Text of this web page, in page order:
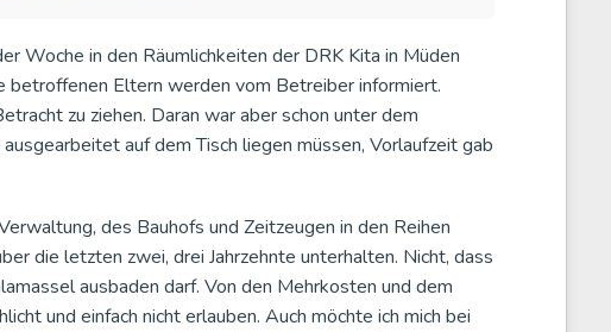
Woche in den Räumlichkeiten der DRK Kita in Müden
Eltern werden vom Betreiber informiert.
zu ziehen. Daran war aber schon unter dem
auf dem Tisch liegen müssen, Vorlaufzeit gab
des Bauhofs und Zeitzeugen in den Reihen
die letzten zwei, drei Jahrzehnte unterhalten. Nicht, dass
ausbaden darf. Von den Mehrkosten und dem
und einfach nicht erlauben. Auch möchte ich mich bei